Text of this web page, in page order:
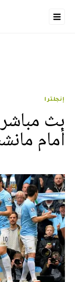
إنجلترا
بث
أمام